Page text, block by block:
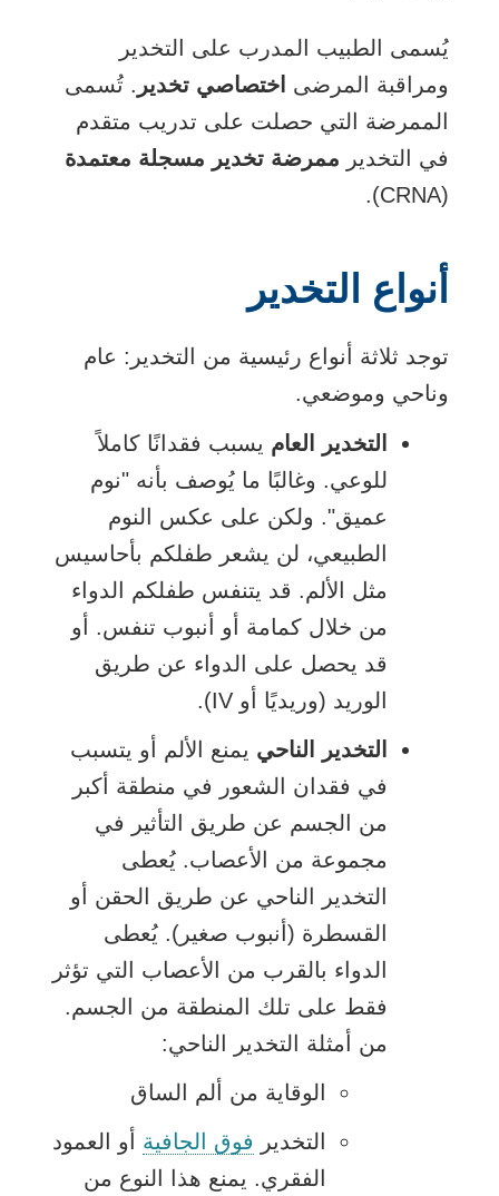
يُسمى الطبيب المدرب على التخدير
ومراقبة المرضى اختصاصي تخدير . تُسمى
الممرضة التي حصلت على تدريب متقدم
في التخدير ممرضة تخدير مسجلة معتمدة
(CRNA).
أنواع التخدير
توجد ثلاثة أنواع رئيسية من التخدير: عام
وناحي وموضعي.
التخدير العام يسبب فقدانًا كاملاً
للوعي. وغالبًا ما يُوصف بأنه "نوم
عميق". ولكن على عكس النوم
الطبيعي، لن يشعر طفلكم بأحاسيس
مثل الألم. قد يتنفس طفلكم الدواء
من خلال كمامة أو أنبوب تنفس. أو
قد يحصل على الدواء عن طريق
الوريد (وريديًا أو IV).
التخدير الناحي يمنع الألم أو يتسبب
في فقدان الشعور في منطقة أكبر
من الجسم عن طريق التأثير في
مجموعة من الأعصاب. يُعطى
التخدير الناحي عن طريق الحقن أو
القسطرة (أنبوب صغير). يُعطى
الدواء بالقرب من الأعصاب التي تؤثر
فقط على تلك المنطقة من الجسم.
من أمثلة التخدير الناحي:
الوقاية من ألم الساق
التخدير فوق الجافية أو العمود
الفقري. يمنع هذا النوع من